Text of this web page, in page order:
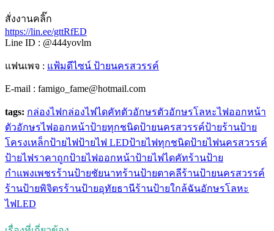
สั่งงานคลิ๊ก
https://lin.ee/gttRfED
Line ID : @444yovlm
แฟนเพจ : แฟ้มดีไซน์ ป้ายนครสวรรค์
E-mail : famigo_fame@hotmail.com
tags: กล่องไฟกล่องไฟไดคัทตัวอักษรตัวอักษรโลหะไฟออกหน้า
ตัวอักษรไฟออกหน้าป้ายทุกชนิดป้ายนครสวรรค์ป้ายร้านป้าย
โครงเหล็กป้ายไฟป้ายไฟ LEDป้ายไฟทุกชนิดป้ายไฟนครสวรรค์
ป้ายไฟราคาถูกป้ายไฟออกหน้าป้ายไฟไดคัทร้านป้าย
กำแพงเพชรร้านป้ายชัยนาทร้านป้ายตาคลีร้านป้ายนครสวรรค์
ร้านป้ายพิจิตรร้านป้ายอุทัยธานีร้านป้ายใกล้ฉันอักษรโลหะ
ไฟLED